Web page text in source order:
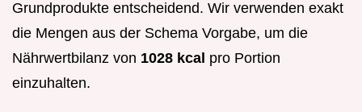
Grundprodukte entscheidend. Wir verwenden exakt
die Mengen aus der Schema Vorgabe, um die
Nährwertbilanz von 1028 kcal pro Portion
einzuhalten.